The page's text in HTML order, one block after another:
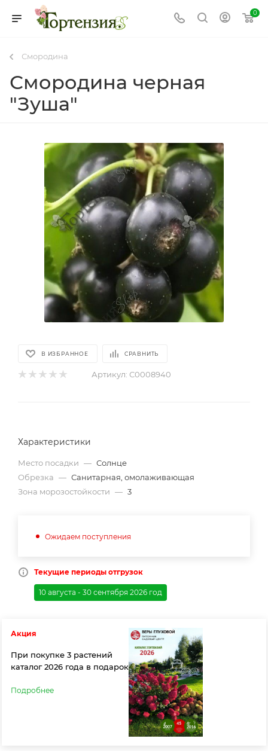
0
Смородина
Смородина черная
"Зуша"
В ИЗБРАННОЕ СРАВНИТЬ
Артикул: С0008940
Характеристики
Место посадки — Солнце
Обрезка — Санитарная, омолаживающая
Зона морозостойкости — 3
Ожидаем поступления
Текущие периоды отгрузок
10 августа - 30 сентября 2026 год
Акция
При покупке 3 растений
каталог 2026 года в подарок
Подробнее